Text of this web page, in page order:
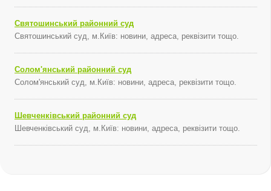
Святошинський районний суд
Святошинський суд, м.Київ: новини, адреса, реквізити тощо.
Солом'янський районний суд
Солом'янський суд, м.Київ: новини, адреса, реквізити тощо.
Шевченківський районний суд
Шевченківський суд, м.Київ: новини, адреса, реквізити тощо.